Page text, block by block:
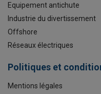
Equipement antichute
Industrie du divertissement
Offshore
Réseaux électriques
Politiques et
Mentions légales